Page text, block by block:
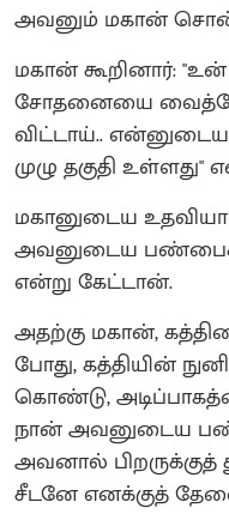
அவனும் மகான்
மகான் கூறினார்:
சோதனையை
விட்டாய்..
முழு தகுதி உள்ளது"
மகானுடைய
அவனுடைய பண்பைக்
என்று கேட்டான்.
அதற்கு மகான்,
போது, கத்தியின்
கொண்டு,
நான் அவனுடைய
அவனால் பிறருக்குத்
சீடனே எனக்குத்